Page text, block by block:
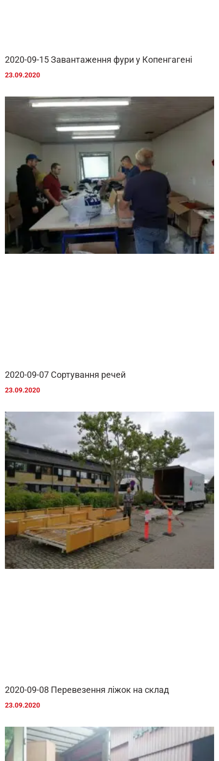
2020-09-15 Завантаження фури у Копенгагені
23.09.2020
2020-09-07 Сортування речей
23.09.2020
2020-09-08 Перевезення ліжок на склад
23.09.2020